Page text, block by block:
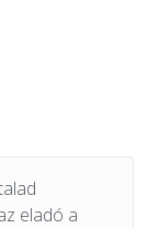
eladó a